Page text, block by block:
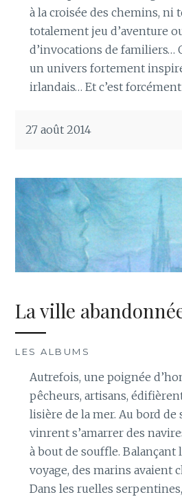
à la croisée des chemins, ni
totalement jeu d’aventure
d’invocations de familiers…
un univers fortement
irlandais… Et c’est
27 août 2014
La ville
LES ALBUMS
Autrefois, une poignée
pêcheurs, artisans,
lisière de la mer. Au bord de
vinrent s’amarrer des
à bout de souffle. Balançant
voyage, des marins avaient
Dans les ruelles